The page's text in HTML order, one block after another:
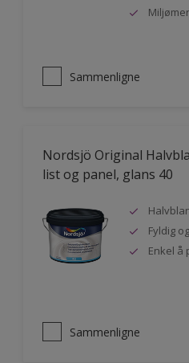
Sammenligne
Nordsjö Original
list og panel, glans 40
Fyldig
Enkel å
Sammenligne